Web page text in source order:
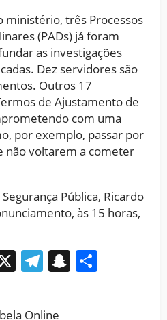
ministério, três Processos
(PADs) já foram
as investigações
Dez servidores são
Outros 17
de Ajustamento de
com uma
por exemplo, passar por
não voltarem a cometer
Pública, Ricardo
às 15 horas,
X Telegram
Snapchat